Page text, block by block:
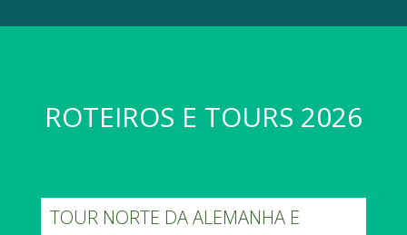
ROTEIROS E TOURS 2026
TOUR NORTE DA ALEMANHA E